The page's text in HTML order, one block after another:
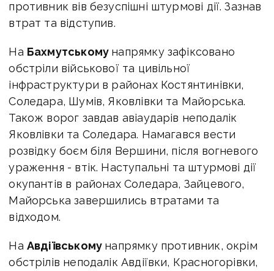
противник вів безуспішні штурмові дії. Зазнав
втрат та відступив.
На Бахмутському напрямку зафіксовано
обстріли військової та цивільної
інфраструктури в районах Костянтинівки,
Соледара, Шумів, Яковлівки та Майорська.
Також ворог завдав авіаударів неподалік
Яковлівки та Соледара. Намагався вести
розвідку боєм біля Вершини, після вогневого
ураження - втік. Наступальні та штурмові дії
окупантів в районах Соледара, Зайцевого,
Майорська завершились втратами та
відходом.
На Авдіївському напрямку противник, окрім
обстрілів неподалік Авдіївки, Красногорівки,